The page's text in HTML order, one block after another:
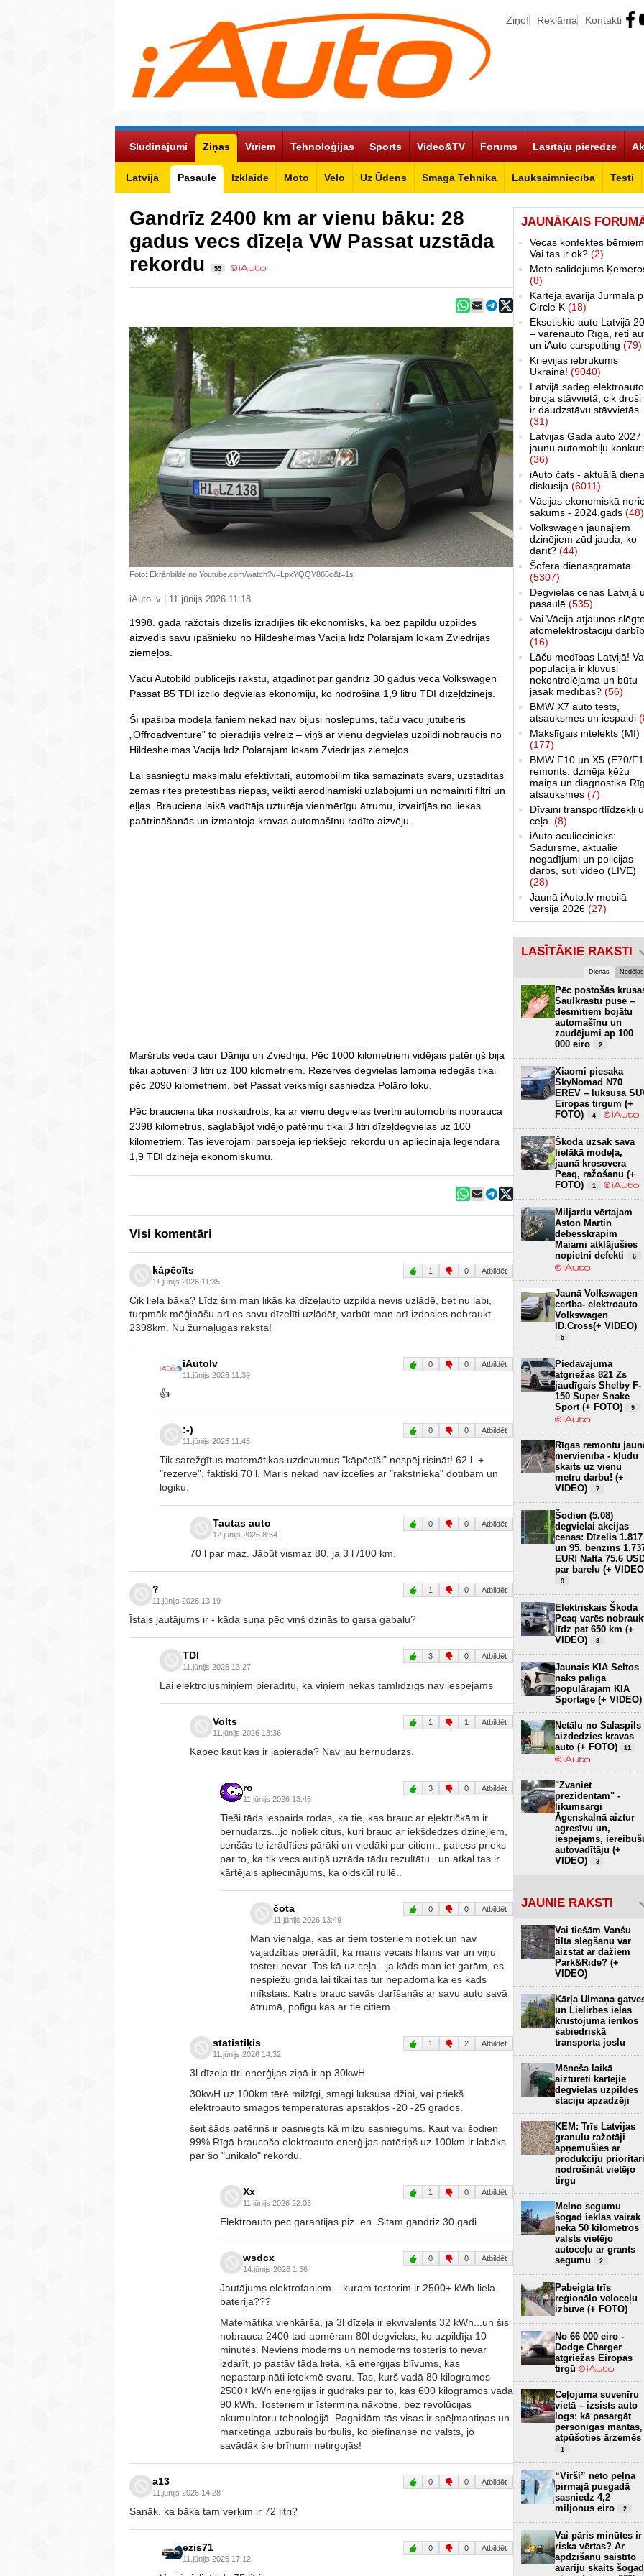
Ziņo! Reklāma Kontakti
Sludinājumi Ziņas
Latvijā Pasaulē Izklaide Moto Velo Uz Ūdens Smagā Tehnika Lauksaimniecība Testi
Vīriem Tehnoloģijas Sports Video&TV Forums Lasītāju pieredze
Gandrīz 2400 km ar vienu bāku: 28
gadus vecs dīzeļa VW Passat uzstāda
rekordu
55
Foto: Ekrānbilde no Youtube.com/watch?v=LpxYQQY866c&t=1s
iAuto.lv | 11.jūnijs 2026 11:18
1998. gadā ražotais dīzelis izrādījies tik ekonomisks, ka bez papildu uzpildes
aizvedis savu īpašnieku no Hildesheimas Vācijā līdz Polārajam lokam Zviedrijas
ziemeļos.
Vācu Autobild publicējis rakstu, atgādinot par gandrīz 30 gadus vecā Volkswagen
Passat B5 TDI izcilo degvielas ekonomiju, ko nodrošina 1,9 litru TDI dīzeļdzinējs.
Šī īpašība modeļa faniem nekad nav bijusi noslēpums, taču vācu jūtūberis
„Offroadventure” to pierādījis vēlreiz – viņš ar vienu degvielas uzpildi nobraucis no
Hildesheimas Vācijā līdz Polārajam lokam Zviedrijas ziemeļos.
Lai sasniegtu maksimālu efektivitāti, automobilim tika samazināts svars, uzstādītas
zemas rites pretestības riepas, veikti aerodinamiski uzlabojumi un nomainīti filtri un
eļļas. Brauciena laikā vadītājs uzturēja vienmērīgu ātrumu, izvairījās no liekas
paātrināšanās un izmantoja kravas automašīnu radīto aizvēju.
Maršruts veda caur Dāniju un Zviedriju. Pēc 1000 kilometriem vidējais patēriņš bija
tikai aptuveni 3 litri uz 100 kilometriem. Rezerves degvielas lampiņa iedegās tikai
pēc 2090 kilometriem, bet Passat veiksmīgi sasniedza Polāro loku.
Pēc brauciena tika noskaidrots, ka ar vienu degvielas tvertni automobilis nobrauca
2398 kilometrus, saglabājot vidējo patēriņu tikai 3 litri dīzeļdegvielas uz 100
kilometriem. Tas ievērojami pārspēja iepriekšējo rekordu un apliecināja leģendārā
1,9 TDI dzinēja ekonomiskumu.
Visi komentāri
kāpēcīts
11.jūnijs 2026 11:35
1 0 Atbildēt
Cik liela bāka? Līdz šim man likās ka dīzeļauto uzpilda nevis uzlādē, bet nu labi,
turpmāk mēģināšu arī es savu dīzelīti uzlādēt, varbūt man arī izdosies nobraukt
2398km. Nu žurnaļugas raksta!
iAutolv
11.jūnijs 2026 11:39
0 0 Atbildēt
👍
:-)
11.jūnijs 2026 11:45
0 0 Atbildēt
Tik sarežģītus matemātikas uzdevumus "kāpēcīši" nespēj risināt! 62 l +
"rezerve", faktiski 70 l. Māris nekad nav izcēlies ar "rakstnieka" dotībām un
loģiku.
Tautas auto
12.jūnijs 2026 8:54
0 0 Atbildēt
70 l par maz. Jābūt vismaz 80, ja 3 l /100 km.
?
11.jūnijs 2026 13:19
1 0 Atbildēt
Īstais jautājums ir - kāda suņa pēc viņš dzinās to gaisa gabalu?
TDI
11.jūnijs 2026 13:27
3 0 Atbildēt
Lai elektrojūsmiņiem pierādītu, ka viņiem nekas tamlīdzīgs nav iespējams
Volts
11.jūnijs 2026 13:36
1 1 Atbildēt
Kāpēc kaut kas ir jāpierāda? Nav jau bērnudārzs.
ro
11.jūnijs 2026 13:46
3 0 Atbildēt
Tieši tāds iespaids rodas, ka tie, kas brauc ar eļektričkām ir
bērnudārzs...jo noliek citus, kuri brauc ar iekšdedzes dzinējiem,
cenšās te izrādīties pārāki un viedāki par citiem.. patiess prieks
par to, ka tik vecs autiņš uzrāda tādu rezultātu.. un atkal tas ir
kārtējais apliecinājums, ka oldskūl rullē..
čota
11.jūnijs 2026 13:49
0 0 Atbildēt
Man vienalga, kas ar tiem tosteriem notiek un nav
vajadzības pierādīt, ka mans vecais hlams var un viņu
tosteri nevar. Tas kā uz ceļa - ja kāds man iet garām, es
nespiežu grīdā lai tikai tas tur nepadomā ka es kāds
mīkstais. Katrs brauc savās darīšanās ar savu auto savā
ātrumā, pofigu kas ar tie citiem.
statistiķis
11.jūnijs 2026 14:32
1 2 Atbildēt
3l dīzeļa tīri enerģijas ziņā ir ap 30kwH.
30kwH uz 100km tērē milzīgi, smagi luksusa džipi, vai priekš
elektroauto smagos temperatūras apstākļos -20 -25 grādos.
šeit šāds patēriņš ir pasniegts kā milzu sasniegums. Kaut vai šodien
99% Rīgā braucošo elektroauto enerģijas patēriņš uz 100km ir labāks
par šo "unikālo" rekordu.
Xx
11.jūnijs 2026 22:03
1 0 Atbildēt
Elektroauto pec garantijas piz..en. Sitam gandriz 30 gadi
wsdcx
14.jūnijs 2026 1:36
0 0 Atbildēt
Jautājums elektrofaniem... kuram tosterim ir 2500+ kWh liela
baterija???
Matemātika vienkārša, ja 3l dīzeļa ir ekvivalents 32 kWh...un šis
nobrauca 2400 tad apmēram 80l degvielas, ko uzpildīja 10
minūtēs. Neviens moderns un nemoderns tosteris to nevar
izdarīt, jo pastāv tāda lieta, kā enerģijas blīvums, kas
nepastarpināti ietekmē svaru. Tas, kurš vadā 80 kilogramos
2500+ kWh enerģijas ir gudrāks par to, kas 600 kilogramos vadā
90 kWh. Tosteriem ir īstermiņa nākotne, bez revolūcijas
akumulatoru tehnoloģijā. Pagaidām tās visas ir spēļmantiņas un
mārketinga uzburais burbulis, ko piefinansē no valsts, jo
savādāk šie brīnumi netirgojās!
a13
11.jūnijs 2026 14:28
0 0 Atbildēt
Sanāk, ka bāka tam verķim ir 72 litri?
ezis71
11.jūnijs 2026 17:12
0 0 Atbildēt
JAUNĀKAIS
Vecas konfektes
Vai tas ir ok? (2)
Moto salidojums
(8)
Kārtējā avārija Jūrmalā
Circle K (18)
Eksotiskie auto Latvijā
– varenauto Rīgā, reti
un iAuto carspotting (79)
Krievijas iebrukums
Ukrainā! (9040)
Latvijā sadeg elektroauto
biroja stāvvietā, cik droši
ir daudzstāvu stāvvietās
(31)
Latvijas Gada auto 2027
jaunu automobiļu
(36)
iAuto čats - aktuālā
diskusija (6011)
Vācijas ekonomiskā
sākums - 2024.gads (48)
Volkswagen jaunajiem
dzinējiem zūd jauda, ko
darīt? (44)
Šofera dienasgrāmata.
(5307)
Degvielas cenas Latvijā
pasaulē (535)
Vai Vācija atjaunos
atomelektrostaciju
(16)
Lāču medības Latvijā!
populācija ir kļuvusi
nekontrolējama un būtu
jāsāk medības? (56)
BMW X7 auto tests,
atsauksmes un iespaidi
Makslīgais intelekts (MI)
(177)
BMW F10 un X5 (E70/
remonts: dzinēja ķēžu
maiņa un diagnostika
atsauksmes (7)
Dīvaini transportlīdzekļi
ceļa. (8)
iAuto aculiecinieks:
Sadursme, aktuālie
negadījumi un policijas
darbs, sūti video (LIVE)
(28)
Jaunā iAuto.lv mobilā
versija 2026 (27)
LASĪTĀKIE RAKSTI
Dienas Nedēļas
Pēc postošās
Saulkrastu pusē –
desmitiem bojātu
automašīnu un
zaudējumi ap 100
000 eiro
2
Xiaomi piesaka
SkyNomad N70
EREV – luksusa
Eiropas tirgum (+
FOTO)
4
Škoda uzsāk sava
lielākā modeļa,
jaunā krosovera
Peaq, ražošanu (+
FOTO)
1
Miljardu vērtajam
Aston Martin
debesskrāpim
Maiami atklājušies
nopietni defekti
6
Jaunā Volkswagen
cerība- elektroauto
Volkswagen
ID.Cross(+ VIDEO)
5
Piedāvājumā
atgriežas 821 Zs
jaudīgais Shelby F-
150 Super Snake
Sport (+ FOTO)
9
Rīgas remontu
mērvienība - kļūdu
skaits uz vienu
metru darbu! (+
VIDEO)
7
Šodien (5.08)
degvielai akcijas
cenas: Dīzelis 1.817
un 95. benzīns
EUR! Nafta 75.6
par barelu (+
9
Elektriskais Škoda
Peaq varēs
līdz pat 650 km (+
VIDEO)
8
Jaunais KIA Seltos
nāks palīgā
populārajam KIA
Sportage (+ VIDEO)
Netālu no Salaspils
aizdedzies kravas
auto (+ FOTO)
11
"Zvaniet
prezidentam" -
likumsargi
Āgenskalnā aiztur
agresīvu un,
iespējams,
autovadītāju (+
VIDEO)
3
JAUNIE RAKSTI
Vai tiešām Vanšu
tilta slēgšanu var
aizstāt ar dažiem
Park&Ride? (+
VIDEO)
Kārļa Ulmaņa
un Lielirbes ielas
krustojumā ierīkos
sabiedriskā
transporta joslu
Mēneša laikā
aizturēti kārtējie
degvielas uzpildes
staciju apzadzēji
KEM: Trīs Latvijas
granulu ražotāji
apņēmušies ar
produkciju prioritāri
nodrošināt vietējo
tirgu
Melno segumu
šogad ieklās vairāk
nekā 50 kilometros
valsts vietējo
autoceļu ar grants
segumu
2
Pabeigta trīs
reģionālo veloceļu
izbūve (+ FOTO)
No 66 000 eiro -
Dodge Charger
atgriežas Eiropas
tirgū
Ceļojuma suvenīru
vietā – izsists auto
logs: kā pasargāt
personīgās mantas,
atpūšoties ārzemēs
1
“Virši” neto peļņa
pirmajā pusgadā
sasniedz 4,2
miljonus eiro
2
Vai pāris minūtes ir
riska vērtas? Ar
apdzīšanu saistīto
avāriju skaits šogad